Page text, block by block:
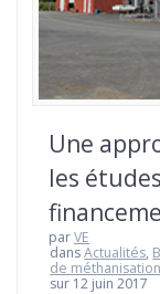
Une
les
parVE
dansActualités,
de méthanisation
sur 12 juin 2017